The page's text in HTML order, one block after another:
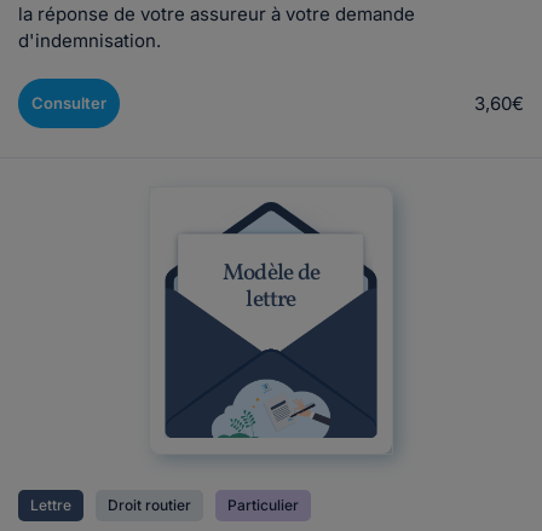
la réponse de votre assureur à votre demande
d'indemnisation.
Consulter 3,60€
Modèle de
lettre
Lettre Droit routier Particulier